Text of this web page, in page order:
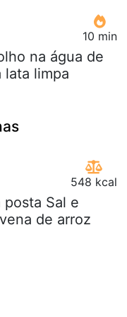
10 min
na água de
lata limpa
548 kcal
Sal e
de arroz